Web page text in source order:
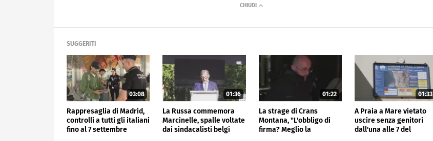
SUGGERITI
03:08
Rappresaglia di Madrid,
controlli a tutti gli italiani
fino al 7 settembre
01:36
La Russa commemora
Marcinelle, spalle voltate
dai sindacalisti belgi
01:22
La strage di Crans
Montana, "L'obbligo di
firma? Meglio la
01:33
A Praia a Mare vietato
uscire senza genitori
dall'una alle 7 del